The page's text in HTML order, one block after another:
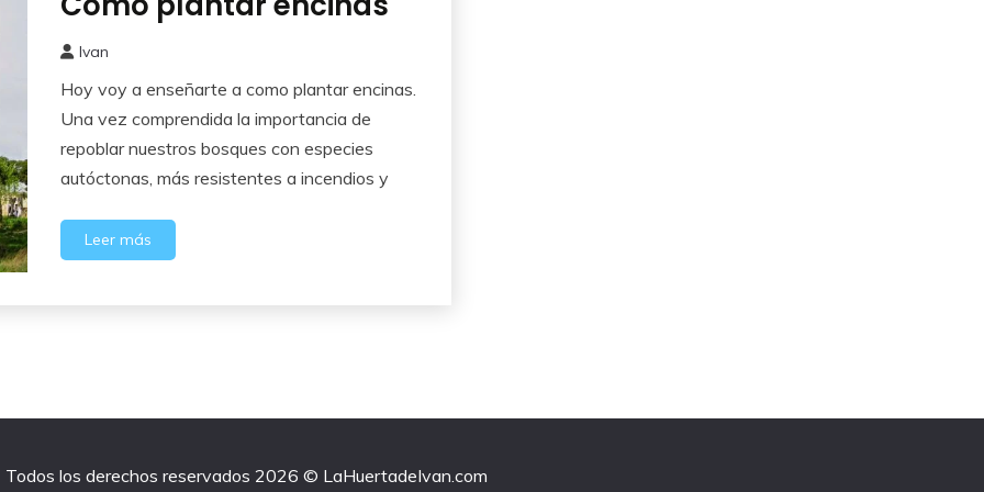
febrero,
2015
Ivan
Hoy voy a enseñarte a como plantar encinas.
Una vez comprendida la importancia de
repoblar nuestros bosques con especies
autóctonas, más resistentes a incendios y
Leer más
Todos los derechos reservados 2026 © LaHuertadeIvan.com